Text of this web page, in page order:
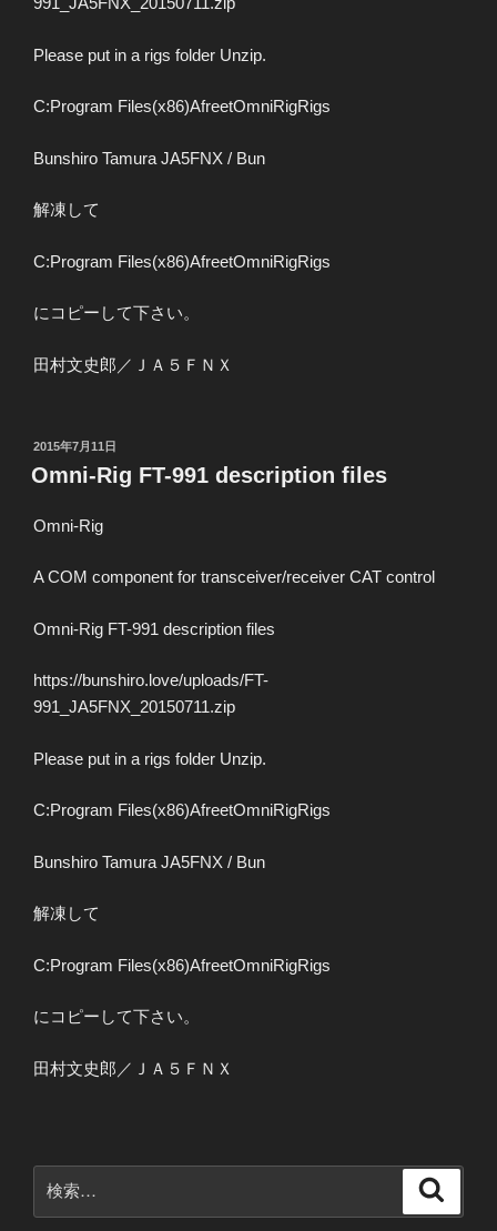
Please put in a rigs folder Unzip.
C:Program Files(x86)AfreetOmniRigRigs
Bunshiro Tamura JA5FNX / Bun
解凍して
C:Program Files(x86)AfreetOmniRigRigs
にコピーして下さい。
田村文史郎／ＪＡ５ＦＮＸ
投
稿
日:
2015年7月11日
Omni-Rig FT-991 description files
Omni-Rig
A COM component for transceiver/receiver CAT control
Omni-Rig FT-991 description files
https://bunshiro.love/uploads/FT-
991_JA5FNX_20150711.zip
Please put in a rigs folder Unzip.
C:Program Files(x86)AfreetOmniRigRigs
Bunshiro Tamura JA5FNX / Bun
解凍して
C:Program Files(x86)AfreetOmniRigRigs
にコピーして下さい。
田村文史郎／ＪＡ５ＦＮＸ
索: